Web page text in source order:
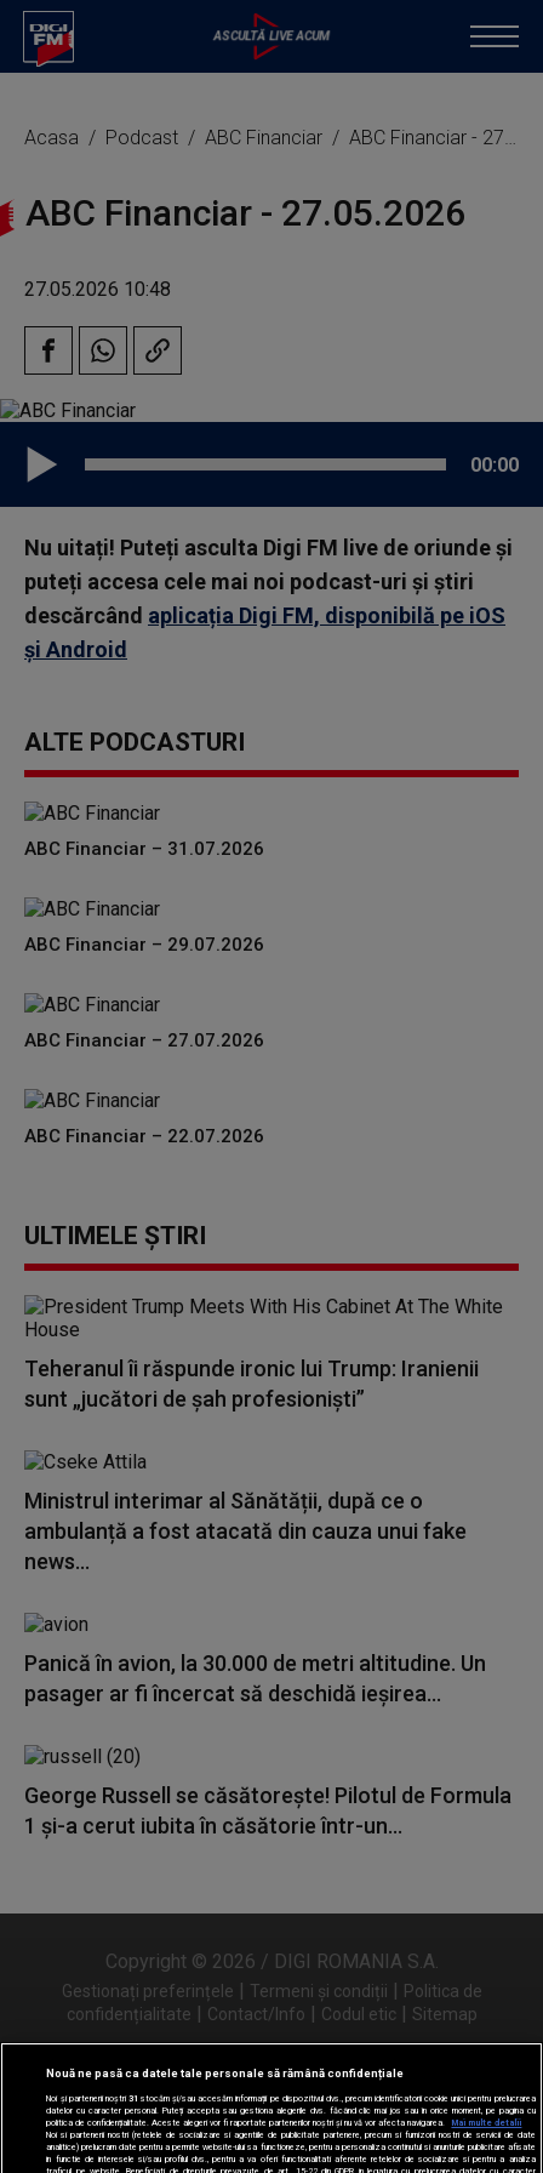
Acasa Podcast ABC Financiar ABC Financiar - 27.05.2026
ABC Financiar - 27.05.2026
27.05.2026 10:48
00:00
Nu uitați! Puteți asculta Digi FM live de oriunde și
puteți accesa cele mai noi podcast-uri și știri
descărcând aplicația Digi FM, disponibilă pe iOS
și Android
ALTE PODCASTURI
ABC Financiar – 31.07.2026
ABC Financiar – 29.07.2026
ABC Financiar – 27.07.2026
ABC Financiar – 22.07.2026
ULTIMELE ȘTIRI
Teheranul îi răspunde ironic lui Trump: Iranienii
sunt „jucători de şah profesionişti”
Ministrul interimar al Sănătății, după ce o
ambulanță a fost atacată din cauza unui fake
news...
Panică în avion, la 30.000 de metri altitudine. Un
pasager ar fi încercat să deschidă ieșirea...
George Russell se căsătorește! Pilotul de Formula
1 și-a cerut iubita în căsătorie într-un...
Copyright © 2026 / DIGI ROMANIA S.A.
Gestionați preferințele | Termeni și condiții | Politica de
confidențialitate | Contact/Info | Codul etic | Sitemap
Urmărește-ne și pe
Nouă ne pasă ca datele tale personale să rămână confidențiale
Noi și partenerii noștri31 stocăm și/sau accesăm informații pe dispozitivul dvs., precum identificatorii cookie unici pentru prelucrarea
datelor cu caracter personal. Puteți accepta sau gestiona alegerile dvs. făcând clic mai jos sau în orice moment, pe pagina cu
politica de confidențialitate. Aceste alegeri vor fi raportate partenerilor noștri și nu vă vor afecta navigarea.
Mai multe detalii
Noi si partenerii nostri (retelele de socializare si agentiile de publicitate partenere, precum si furnizorii nostri de servicii de date
analitice) prelucram date pentru a permite website-ului sa functioneze, pentru a personaliza continutul si anunturile publicitare afisate
in functie de interesele si/sau profilul dvs., pentru a va oferi functionalitati aferente retelelor de socializare si pentru a analiza